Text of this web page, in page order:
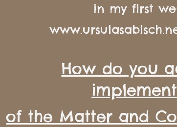
in my first
How do you
of the Matter and